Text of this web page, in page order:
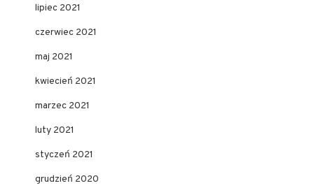
lipiec 2021
czerwiec 2021
maj 2021
kwiecień 2021
marzec 2021
luty 2021
styczeń 2021
grudzień 2020